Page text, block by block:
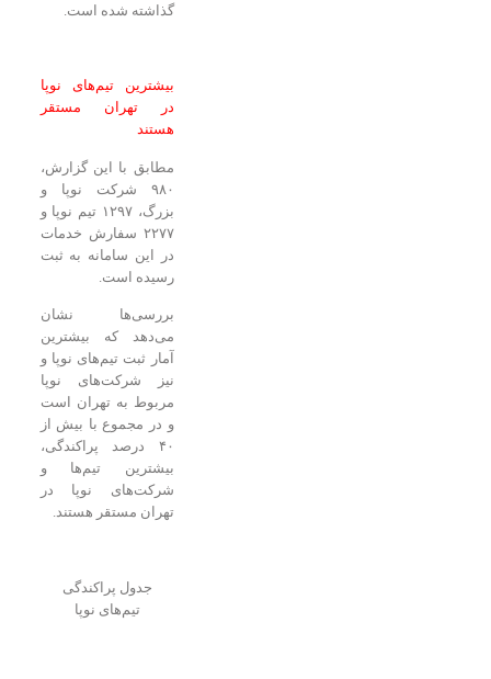
گذاشته شده است.
بیشترین تیم‌های نوپا
در تهران مستقر
مطابق با این گزارش،
۹۸۰ شرکت نوپا و
بزرگ، ۱۲۹۷ تیم نوپا و
۲۲۷۷ سفارش خدمات
در این سامانه به ثبت
رسیده است.
بررسی‌ها نشان
می‌دهد که بیشترین
آمار ثبت تیم‌های نوپا و
نیز شرکت‌های نوپا
مربوط به تهران است
و در مجموع با بیش از
۴۰ درصد پراکندگی،
بیشترین تیم‌ها و
شرکت‌های نوپا در
تهران مستقر هستند.
جدول پراکندگی
تیم‌های نوپا